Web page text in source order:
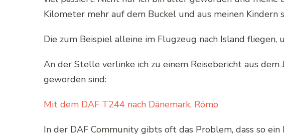
Kilometer mehr auf dem Buckel und aus meinen Kindern
Die zum Beispiel alleine im Flugzeug nach Island
An der Stelle verlinke ich zu einem Reisebericht aus dem
geworden sind:
Mit dem DAF T244 nach Dänemark, Römo
In der DAF Community gibts oft das Problem, dass so